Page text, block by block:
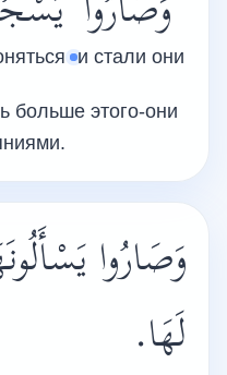
وَصَارُوا
и стали они
больше этого-они
‏وَصَارُوا
لَهَا.